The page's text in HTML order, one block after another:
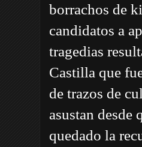
borrachos de
candidatos a
tragedias
Castilla que
de trazos de
asustan desde
quedado la